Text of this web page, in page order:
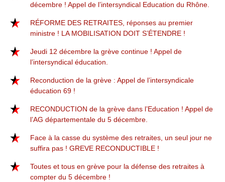
décembre ! Appel de l’intersyndical Education du Rhône.
RÉFORME DES RETRAITES, réponses au premier
ministre ! LA MOBILISATION DOIT S’ÉTENDRE !
Jeudi 12 décembre la grève continue ! Appel de
l’intersyndical éducation.
Reconduction de la grève : Appel de l’intersyndicale
éducation 69 !
RECONDUCTION de la grève dans l’Education ! Appel de
l’AG départementale du 5 décembre.
Face à la casse du système des retraites, un seul jour ne
suffira pas ! GREVE RECONDUCTIBLE !
Toutes et tous en grève pour la défense des retraites à
compter du 5 décembre !